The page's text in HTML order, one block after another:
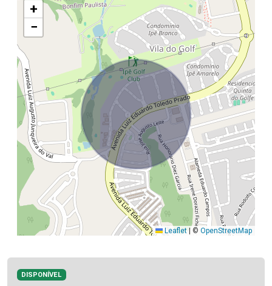
+
−
Leaflet | © OpenStreetMap
DISPONÍVEL